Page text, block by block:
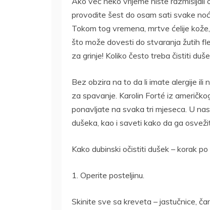
provodite šest do osam sati svake
Tokom tog vremena, mrtve ćelije
što može dovesti do stvaranja žutih
za grinje! Koliko često treba čistiti
Bez obzira na to da li imate alergije ili
za spavanje. Karolin Forté iz
ponavljate na svaka tri mjeseca. U
dušeka, kao i saveti kako da ga
Kako dubinski očistiti dušek – korak po
1. Operite posteljinu.
Skinite sve sa kreveta – jastučnice,